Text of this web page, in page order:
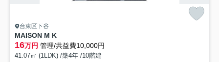
台東区下谷
MAISON M K
16万円 管理/共益費10,000円
41.07㎡ (1LDK) /築4年 /10階建